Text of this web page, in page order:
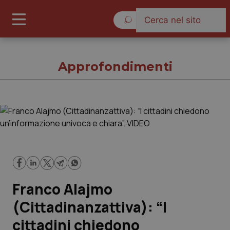
Governo e Parlamento
Regioni e Asl
Lavoro e Professioni
Approfondimenti
Franco Alajmo
(Cittadinanzattiva): “I
cittadini chiedono